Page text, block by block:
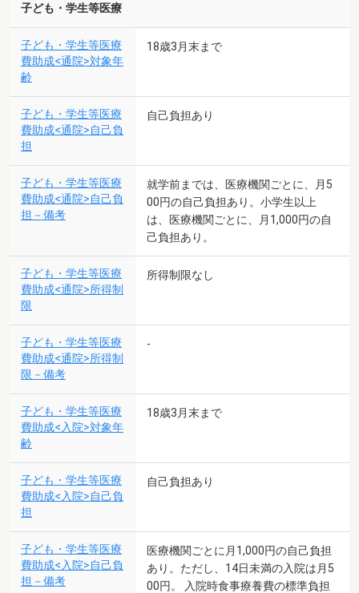
子ども・学生等医療
子ども・学生等医療
費助成<通院>対象年
齢
18歳3月末まで
子ども・学生等医療
費助成<通院>自己負
担
自己負担あり
子ども・学生等医療
費助成<通院>自己負
担－備考
就学前までは、医療機関ごとに、月5
00円の自己負担あり。小学生以上
は、医療機関ごとに、月1,000円の自
己負担あり。
子ども・学生等医療
費助成<通院>所得制
限
所得制限なし
子ども・学生等医療
費助成<通院>所得制
限－備考
-
子ども・学生等医療
費助成<入院>対象年
齢
18歳3月末まで
子ども・学生等医療
費助成<入院>自己負
担
自己負担あり
子ども・学生等医療
費助成<入院>自己負
担－備考
医療機関ごとに月1,000円の自己負担
あり。ただし、14日未満の入院は月5
00円。 入院時食事療養費の標準負担